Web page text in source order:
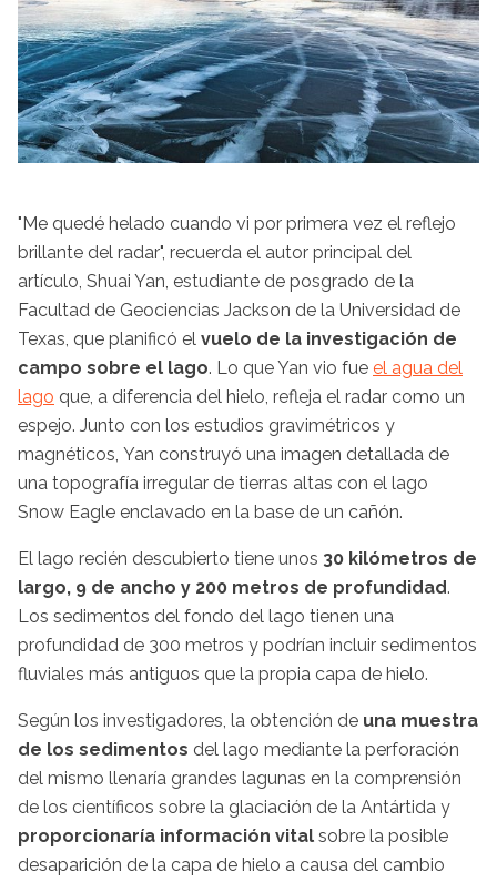
"Me quedé helado cuando vi por primera vez el reflejo
brillante del radar", recuerda el autor principal del
artículo, Shuai Yan, estudiante de posgrado de la
Facultad de Geociencias Jackson de la Universidad de
Texas, que planificó el vuelo de la investigación de
campo sobre el lago. Lo que Yan vio fue el agua del
lago que, a diferencia del hielo, refleja el radar como un
espejo. Junto con los estudios gravimétricos y
magnéticos, Yan construyó una imagen detallada de
una topografía irregular de tierras altas con el lago
Snow Eagle enclavado en la base de un cañón.
El lago recién descubierto tiene unos 30 kilómetros de
largo, 9 de ancho y 200 metros de profundidad.
Los sedimentos del fondo del lago tienen una
profundidad de 300 metros y podrían incluir sedimentos
fluviales más antiguos que la propia capa de hielo.
Según los investigadores, la obtención de una muestra
de los sedimentos del lago mediante la perforación
del mismo llenaría grandes lagunas en la comprensión
de los científicos sobre la glaciación de la Antártida y
proporcionaría información vital sobre la posible
desaparición de la capa de hielo a causa del cambio